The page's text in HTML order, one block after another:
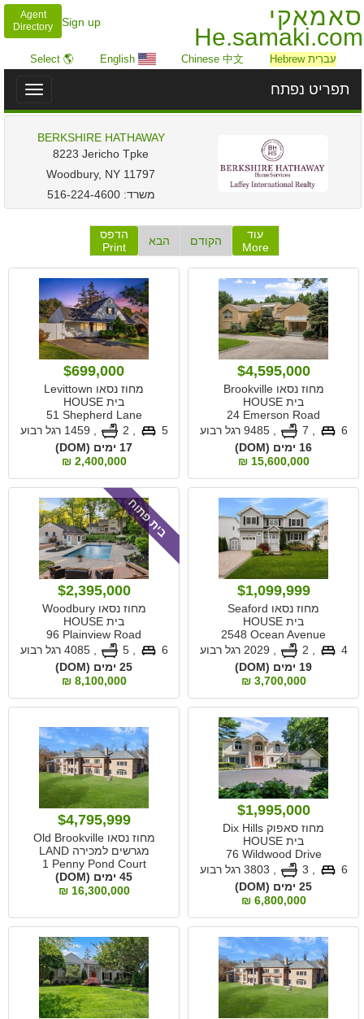
סאמאקי
He.samaki.com
Sign up
Agent
Directory
עִברִית Hebrew Chinese 中文
English
🌎 Select
Toggle
תפריט נפתח
BERKSHIRE HATHAWAY
‎8223 Jericho Tpke
Woodbury, NY 11797
משרד:516-224-4600
עוד
More
הקודם הבא
הדפס
Print
$4,595,000
מחוז נסאו Brookville
בית HOUSE
24 Emerson Road
6
,9485 רגל רבוע
16 ימים (DOM)
15,600,000 ₪
$699,000
מחוז נסאו Levittown
בית HOUSE
51 Shepherd Lane
5
1459 רגל רבוע
17 ימים (DOM)
2,400,000 ₪
$1,099,999
מחוז נסאו Seaford
בית HOUSE
2548 Ocean Avenue
4
2029 רגל רבוע
19 ימים (DOM)
3,700,000 ₪
בית פתוח
$2,395,000
מחוז נסאו Woodbury
בית HOUSE
96 Plainview Road
6
, 5
,4085 רגל רבוע
25 ימים (DOM)
8,100,000 ₪
$1,995,000
מחוז סאפוק Dix Hills
בית HOUSE
76 Wildwood Drive
6
3803 רגל רבוע
25 ימים (DOM)
6,800,000 ₪
$4,795,999
מחוז נסאו Old Brookville
מגרשים למכירה LAND
1 Penny Pond Court
45 ימים (DOM)
16,300,000 ₪